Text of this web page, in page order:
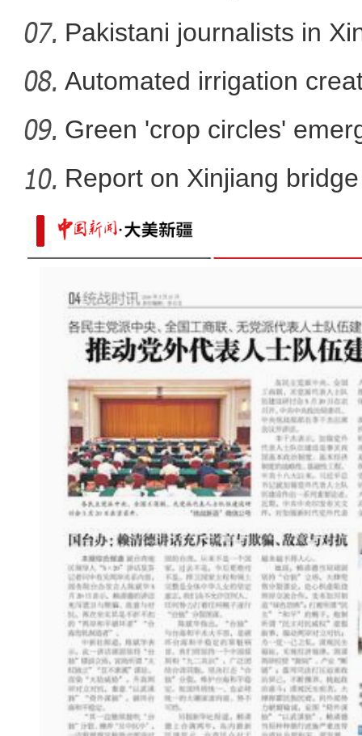
developm
Pakistani journalists in
Automated irrigation
Green 'crop circles'
Report on Xinjiang
sa